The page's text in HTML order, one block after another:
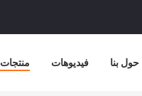
منتجات فيديوهات حول بنا